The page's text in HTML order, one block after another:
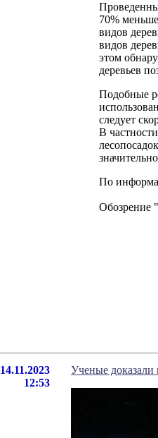
70%
видов
видов
этом
деревьев
Подобные
следует
В
По
Обозрение "
14.11.2023
12:53
Ученые доказали